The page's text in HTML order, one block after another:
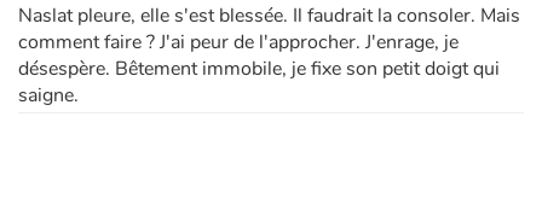
Naslat pleure, elle s'est blessée. Il faudrait la consoler. Mais
comment faire ? J'ai peur de l'approcher. J'enrage, je
désespère. Bêtement immobile, je fixe son petit doigt qui
saigne.